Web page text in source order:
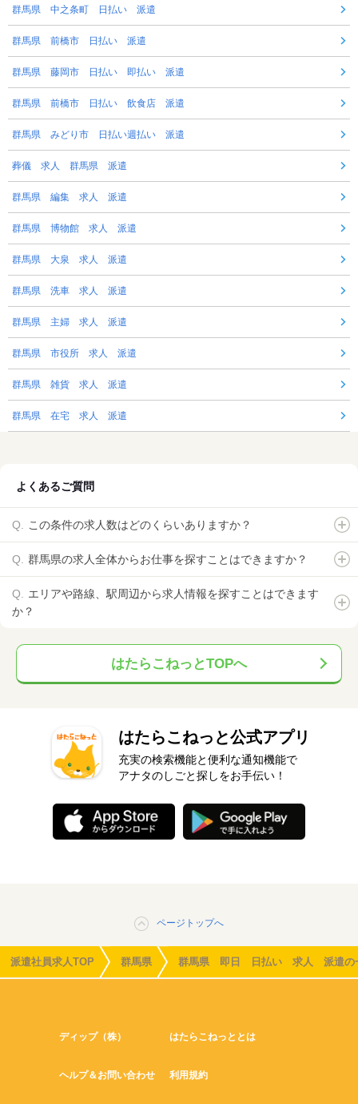
群馬県 中之条町 日払い 派遣
群馬県 前橋市 日払い 派遣
群馬県 藤岡市 日払い 即払い 派遣
群馬県 前橋市 日払い 飲食店 派遣
群馬県 みどり市 日払い週払い 派遣
葬儀 求人 群馬県 派遣
群馬県 編集 求人 派遣
群馬県 博物館 求人 派遣
群馬県 大泉 求人 派遣
群馬県 洗車 求人 派遣
群馬県 主婦 求人 派遣
群馬県 市役所 求人 派遣
群馬県 雑貨 求人 派遣
群馬県 在宅 求人 派遣
よくあるご質問
この条件の求人数はどのくらいありますか？
群馬県の求人全体からお仕事を探すことはできますか？
エリアや路線、駅周辺から求人情報を探すことはできます
か？
はたらこねっとTOPへ
はたらこねっと公式アプリ
充実の検索機能と便利な通知機能で
アナタのしごと探しをお手伝い！
ページトップへ
派遣社員求人TOP 群馬県 群馬県 即日 日払い 求人 派遣の
ディップ（株） はたらこねっととは
ヘルプ＆お問い合わせ 利用規約